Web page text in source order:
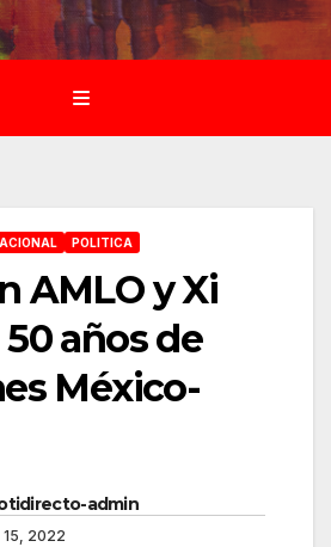
POLITICA
AMLO y Xi
años de
México-
admin
15, 2022